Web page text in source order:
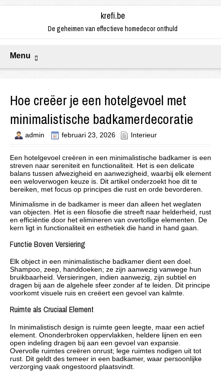
krefi.be
De geheimen van effectieve homedecor onthuld
Menu
Hoe creëer je een hotelgevoel met
minimalistische badkamerdecoratie
admin februari 23, 2026 Interieur
Een hotelgevoel creëren in een minimalistische badkamer is een
streven naar sereniteit en functionaliteit. Het is een delicate
balans tussen afwezigheid en aanwezigheid, waarbij elk element
een weloverwogen keuze is. Dit artikel onderzoekt hoe dit te
bereiken, met focus op principes die rust en orde bevorderen.
Minimalisme in de badkamer is meer dan alleen het weglaten
van objecten. Het is een filosofie die streeft naar helderheid, rust
en efficiëntie door het elimineren van overtollige elementen. De
kern ligt in functionaliteit en esthetiek die hand in hand gaan.
Functie Boven Versiering
Elk object in een minimalistische badkamer dient een doel.
Shampoo, zeep, handdoeken; ze zijn aanwezig vanwege hun
bruikbaarheid. Versieringen, indien aanwezig, zijn subtiel en
dragen bij aan de algehele sfeer zonder af te leiden. Dit principe
voorkomt visuele ruis en creëert een gevoel van kalmte.
Ruimte als Cruciaal Element
In minimalistisch design is ruimte geen leegte, maar een actief
element. Ononderbroken oppervlakken, heldere lijnen en een
open indeling dragen bij aan een gevoel van expansie.
Overvolle ruimtes creëren onrust; lege ruimtes nodigen uit tot
rust. Dit geldt des temeer in een badkamer, waar persoonlijke
verzorging vaak ongestoord plaatsvindt.